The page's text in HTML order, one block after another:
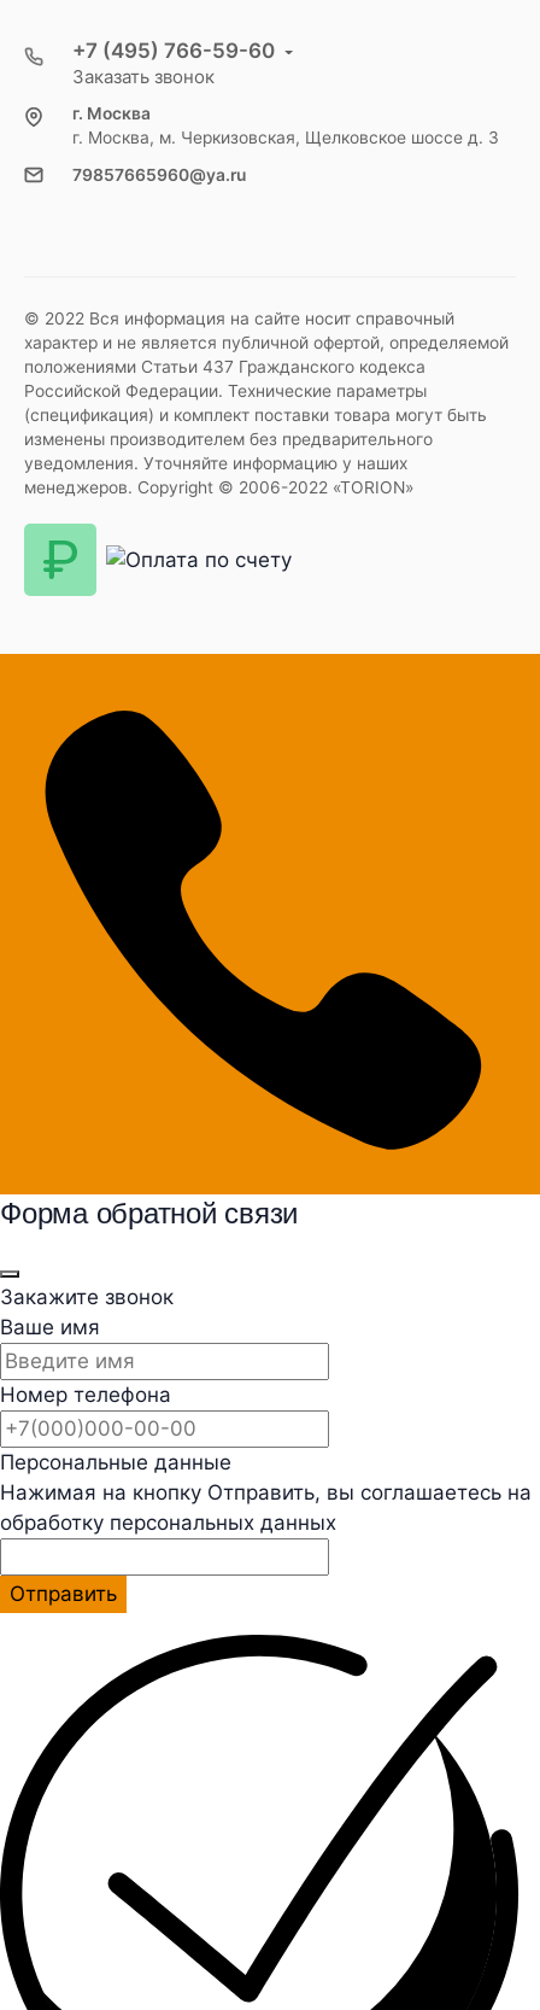
+7 (495) 766-59-60
Заказать звонок
г. Москва
г. Москва, м. Черкизовская, Щелковское шоссе д. 3
79857665960@ya.ru
© 2022 Вся информация на сайте носит справочный
характер и не является публичной офертой, определяемой
положениями Статьи 437 Гражданского кодекса
Российской Федерации. Технические параметры
(спецификация) и комплект поставки товара могут быть
изменены производителем без предварительного
уведомления. Уточняйте информацию у наших
менеджеров. Copyright © 2006-2022 «TORION»
Форма обратной связи
Закажите звонок
Ваше имя
Номер телефона
Персональные данные
Нажимая на кнопку Отправить, вы соглашаетесь на
обработку персональных данных
Отправить